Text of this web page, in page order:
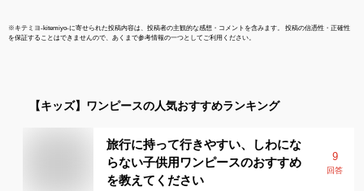
※キテミヨ-kitemiyo-に寄せられた投稿内容は、投稿者の主観的な感想・コメントを含みます。 投稿の信憑性・正確性
を保証することはできませんので、あくまで参考情報の一つとしてご利用ください。
【キッズ】 ワンピースの人気おすすめランキング
旅行に持って行きやすい、しわにな
らない子供用ワンピースのおすすめ
を教えてください
9
回答